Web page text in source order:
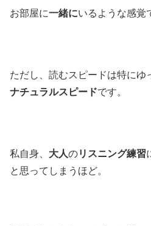
お部屋に一緒にいるような感覚
ただし、読むスピードは特にゆ
ナチュラルスピードです。
私自身、 大人のリスニング練習
と思ってしまうほど。